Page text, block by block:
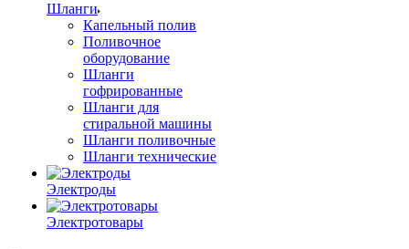
Шланги
Капельный полив
Поливочное
оборудование
Шланги
гофрированные
Шланги для
стиральной машины
Шланги поливочные
Шланги технические
Электроды
Электротовары